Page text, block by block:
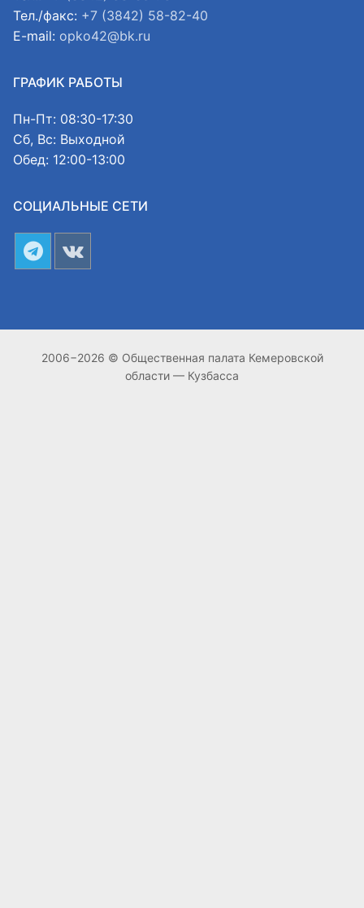
Тел./факс: +7 (3842) 58-82-40
E-mail: opko42@bk.ru
ГРАФИК РАБОТЫ
Пн-Пт: 08:30-17:30
Сб, Вс: Выходной
Обед: 12:00-13:00
СОЦИАЛЬНЫЕ СЕТИ
2006−2026 © Общественная палата Кемеровской
области — Кузбасса